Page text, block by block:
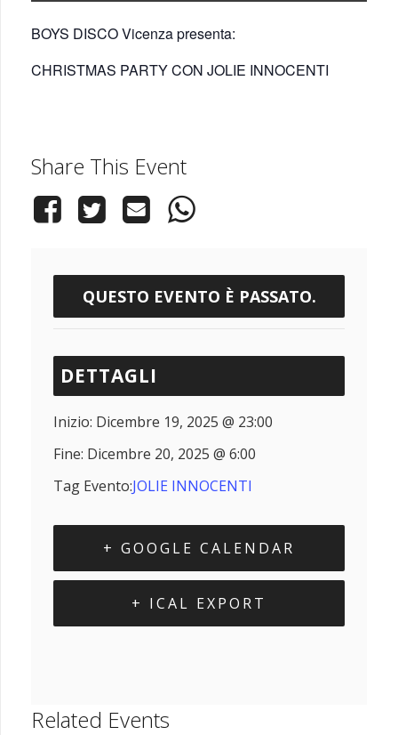
BOYS DISCO Vicenza presenta:
CHRISTMAS PARTY CON JOLIE INNOCENTI
Share This Event
QUESTO EVENTO È PASSATO.
DETTAGLI
Inizio: Dicembre 19, 2025 @ 23:00
Fine: Dicembre 20, 2025 @ 6:00
Tag Evento:JOLIE INNOCENTI
+ GOOGLE CALENDAR
+ ICAL EXPORT
Related Events